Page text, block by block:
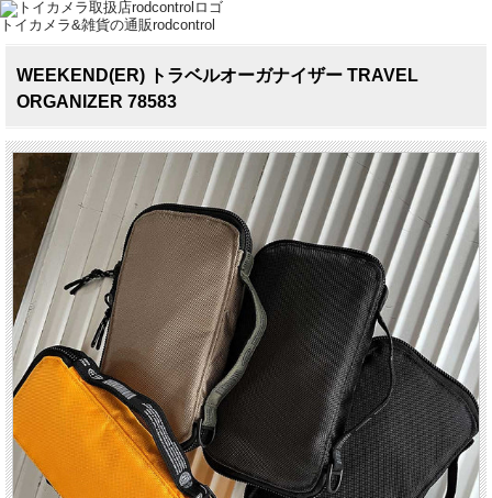
トイカメラ&雑貨の通販rodcontrol
WEEKEND(ER) トラベルオーガナイザー TRAVEL
ORGANIZER 78583